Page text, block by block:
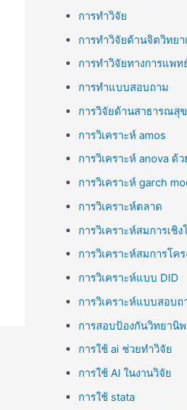
การทำวิจัย
การทำวิจัยด้านจิตวิทยา
การทำวิจัยทางการแพท
การทำแบบสอบถาม
การวิจัยด้านสาธารณสุข
การวิเคราะห์ amos
การวิเคราะห์ anova ด้
การวิเคราะห์ garch
การวิเคราะห์ตลาด
การวิเคราะห์สมการเชิง
การวิเคราะห์สมการโคร
การวิเคราะห์แบบ DID
การวิเคราะห์แบบสอบถ
การสอบป้องกันวิทยานิ
การใช้ ai ช่วยทำวิจัย
การใช้ AI ในงานวิจัย
การใช้ stata